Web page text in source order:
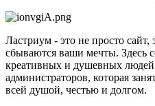
Ластриум - это не просто сайт,
сбываются ваши мечты. Здесь
креативных и душевных
администраторов, которая
всей душой, честью и долгом.